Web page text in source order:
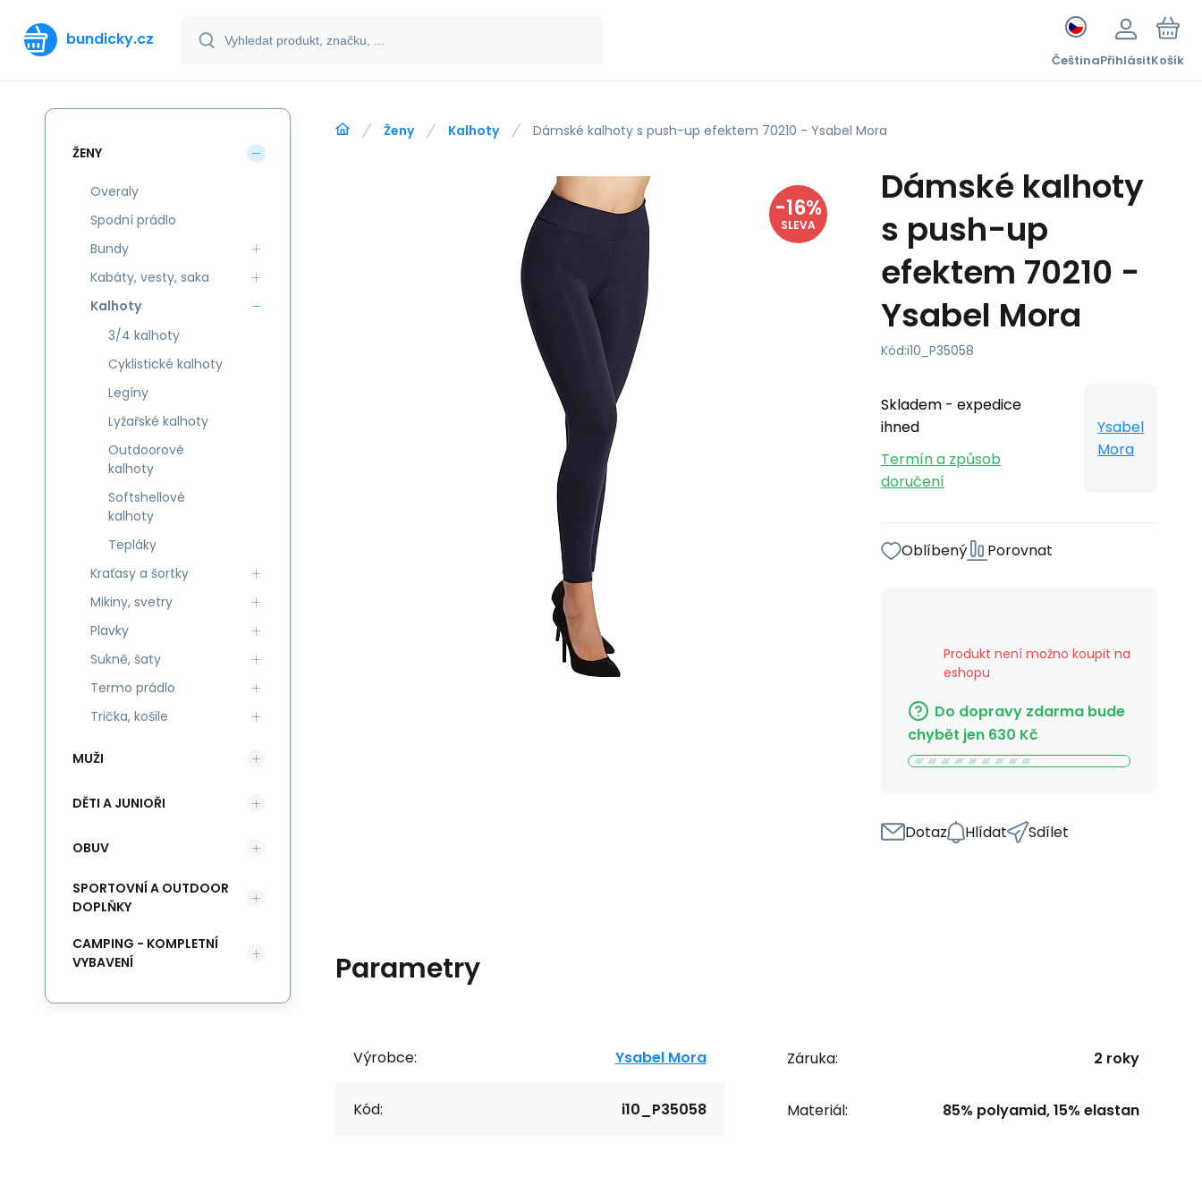
bundicky.cz
ČeštinaPřihlásitKošík
Ženy Kalhoty Dámské kalhoty s push-up efektem 70210 - Ysabel Mora
-16%
SLEVA
Dámské kalhoty
s push-up
efektem 70210 -
Ysabel Mora
Kód:i10_P35058
Skladem - expedice
ihned
Termín a způsob
doručení
Ysabel
Mora
Oblíbený Porovnat
Produkt není možno koupit na
eshopu
Do dopravy zdarma bude
chybět jen 630 Kč
Dotaz Hlídat Sdílet
Parametry
Výrobce: Ysabel Mora
Kód: i10_P35058
Záruka: 2 roky
Materiál: 85% polyamid, 15% elastan
ŽENY
Overaly
Spodní prádlo
Bundy
Kabáty, vesty, saka
Kalhoty
3/4 kalhoty
Cyklistické kalhoty
Legíny
Lyžařské kalhoty
Outdoorové
kalhoty
Softshellové
kalhoty
Tepláky
Kraťasy a šortky
Mikiny, svetry
Plavky
Sukně, šaty
Termo prádlo
Trička, košile
MUŽI
DĚTI A JUNIOŘI
OBUV
SPORTOVNÍ A OUTDOOR
DOPLŇKY
CAMPING - KOMPLETNÍ
VYBAVENÍ